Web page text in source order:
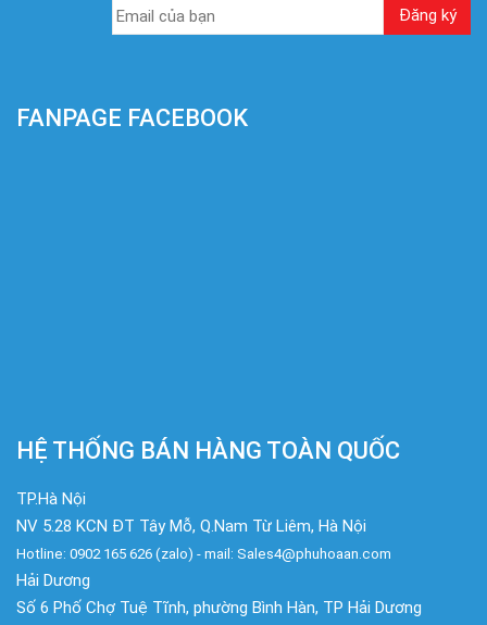
FANPAGE FACEBOOK
HỆ THỐNG BÁN HÀNG TOÀN QUỐC
TP.Hà Nội
NV 5.28 KCN ĐT Tây Mỗ, Q.Nam Từ Liêm, Hà Nội
Hotline: 0902 165 626 (zalo) - mail: Sales4@phuhoaan.com
Hải Dương
Số 6 Phố Chợ Tuệ Tĩnh, phường Bình Hàn, TP Hải Dương